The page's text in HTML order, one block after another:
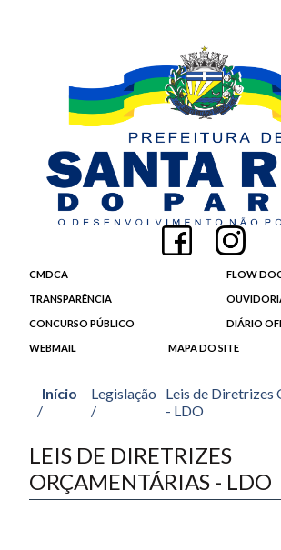
CMDCA FLOW
TRANSPARÊNCIA
CONCURSO PÚBLICO DIÁRIO
WEBMAIL MAPA DO SITE
Início
/
Legislação
/
Leis de Diretrizes
- LDO
LEIS DE DIRETRIZES
ORÇAMENTÁRIAS - LDO